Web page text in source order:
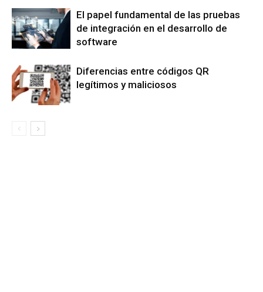
El papel fundamental de las pruebas
de integración en el desarrollo de
software
Diferencias entre códigos QR
legítimos y maliciosos